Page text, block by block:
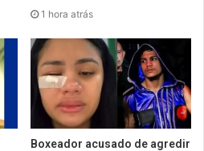
1 hora atrás
Boxeador acusado de agredir